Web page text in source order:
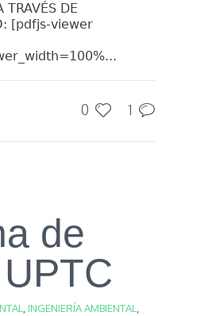
TRAVÉS DE
[pdfjs-viewer
0 1
de
INGENIERÍA AMBIENTAL